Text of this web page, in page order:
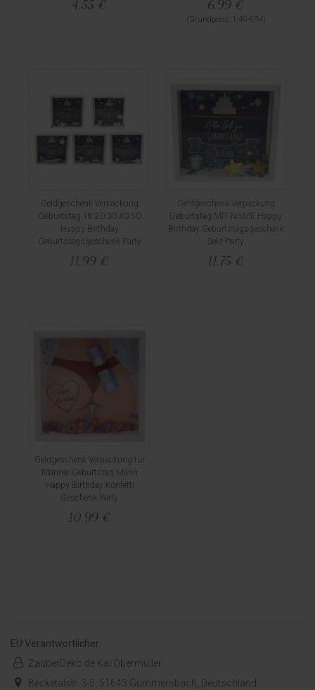
4,55 € 6,99 €
(Grundpreis: 1,40 €/M)
Geldgeschenk Verpackung
Geburtstag 18 20 30 40 50
Happy Birthday
Geburtstagsgeschenk Party
11,99 €
Geldgeschenk Verpackung
Geburtstag MIT NAME Happy
Birthday Geburtstagsgeschenk
Sekt Party
11,75 €
Geldgeschenk Verpackung für
Männer Geburtstag Mann
Happy Birthday Konfetti
Geschenk Party
10,99 €
EU Verantwortlicher
ZauberDeko.de Kai Obermüller
Becketalstr. 3-5, 51643 Gummersbach, Deutschland